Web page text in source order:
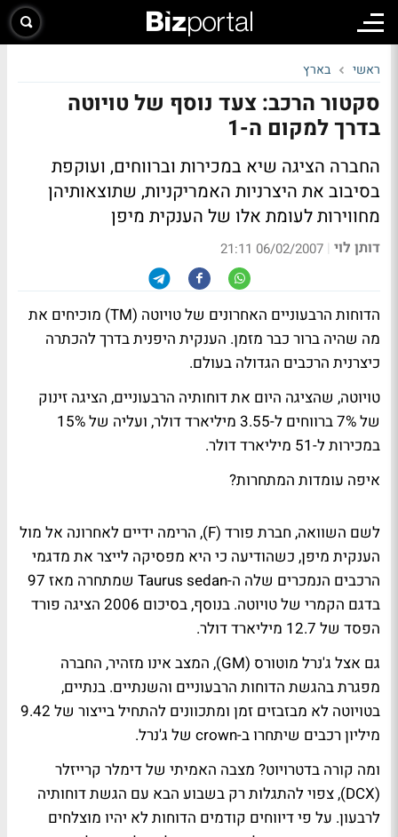
ראשי בארץ
סקטור הרכב: צעד נוסף של טויוטה
בדרך למקום ה-1
החברה הציגה שיא במכירות וברווחים, ועוקפת
בסיבוב את היצרניות האמריקניות, שתוצאותיהן
מחווירות לעומת אלו של הענקית מיפן
דותן לוי |
06/02/2007 21:11
הדוחות הרבעוניים האחרונים של טויוטה (TM) מוכיחים את
מה שהיה ברור כבר מזמן. הענקית היפנית בדרך להכתרה
כיצרנית הרכבים הגדולה בעולם.
טויוטה, שהציגה היום את דוחותיה הרבעוניים, הציגה זינוק
של 7% ברווחים ל-3.55 מיליארד דולר, ועליה של 15%
במכירות ל-51 מיליארד דולר.
איפה עומדות המתחרות?
לשם השוואה, חברת פורד (F), הרימה ידיים לאחרונה אל מול
הענקית מיפן, כשהודיעה כי היא מפסיקה לייצר את מדגמי
הרכבים הנמכרים שלה ה-Taurus sedan שמתחרה מאז 97
בדגם הקמרי של טויוטה. בנוסף, בסיכום 2006 הציגה פורד
הפסד של 12.7 מיליארד דולר.
גם אצל ג'נרל מוטורס (GM), המצב אינו מזהיר, החברה
מפגרת בהגשת הדוחות הרבעוניים והשנתיים. בנתיים,
בטויוטה לא מבזבזים זמן ומתכוונים להתחיל בייצור של 9.42
מיליון רכבים שיתחרו ב-crown של ג'נרל.
ומה קורה בדטרויוט? מצבה האמיתי של דימלר קרייזלר
(DCX), צפוי להתגלות רק בשבוע הבא עם הגשת דוחותיה
לרבעון. על פי דיווחים קודמים הדוחות לא יהיו מוצלחים